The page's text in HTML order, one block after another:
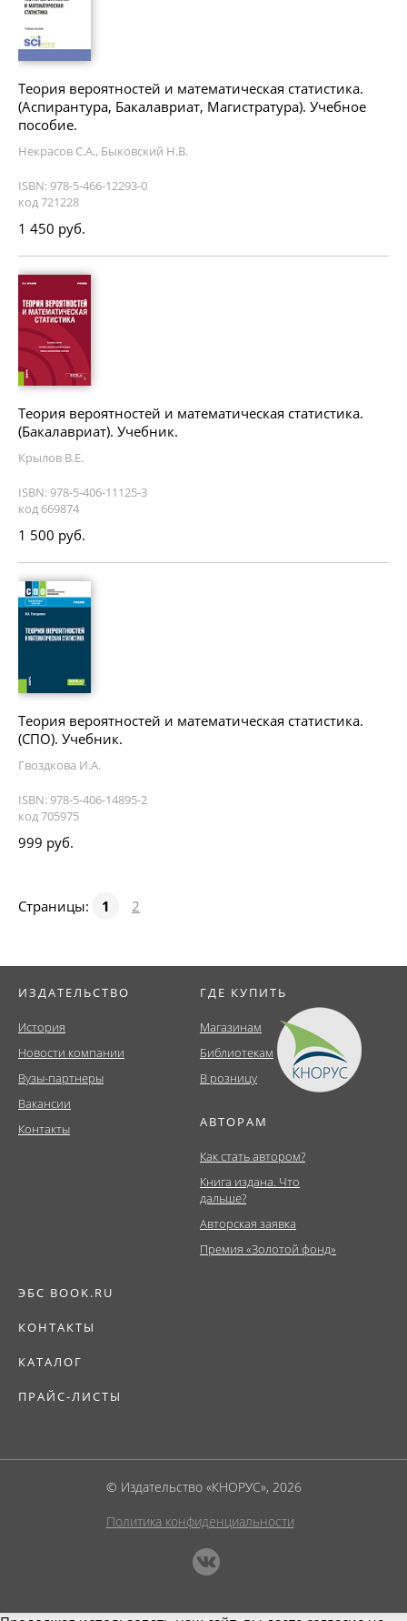
Теория вероятностей и математическая статистика.
(Аспирантура, Бакалавриат, Магистратура). Учебное
пособие.
Некрасов С.А., Быковский Н.В.
ISBN: 978-5-466-12293-0
код 721228
1 450 руб.
Теория вероятностей и математическая статистика.
(Бакалавриат). Учебник.
Крылов В.Е.
ISBN: 978-5-406-11125-3
код 669874
1 500 руб.
Теория вероятностей и математическая статистика.
(СПО). Учебник.
Гвоздкова И.А.
ISBN: 978-5-406-14895-2
код 705975
999 руб.
Страницы: 1 2
ИЗДАТЕЛЬСТВО
История
Новости компании
Вузы-партнеры
Вакансии
Контакты
ГДЕ КУПИТЬ
Магазинам
Библиотекам
В розницу
АВТОРАМ
Как стать автором?
Книга издана. Что
дальше?
Авторская заявка
Премия «Золотой фонд»
ЭБС BOOK.RU
КОНТАКТЫ
КАТАЛОГ
ПРАЙС-ЛИСТЫ
© Издательство «КНОРУС», 2026
Политика конфиденциальности